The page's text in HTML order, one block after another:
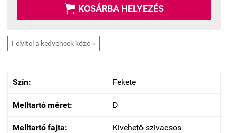
 KOSÁRBA HELYEZÉS
Felvitel a kedvencek közé »
Szín: Fekete
Melltartó méret: D
Melltartó fajta: Kivehető szivacsos